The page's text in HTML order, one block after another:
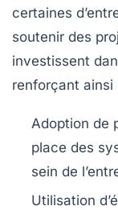
certaines
soutenir des
investissent
renforçant
Adoption de
place des
sein de
Utilisation